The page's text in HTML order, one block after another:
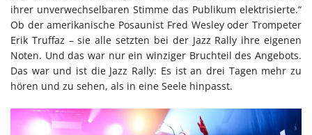
ihrer unverwechselbaren Stimme das Publikum elektrisierte.“
Ob der amerikanische Posaunist Fred Wesley oder Trompeter
Erik Truffaz – sie alle setzten bei der Jazz Rally ihre eigenen
Noten. Und das war nur ein winziger Bruchteil des Angebots.
Das war und ist die Jazz Rally: Es ist an drei Tagen mehr zu
hören und zu sehen, als in eine Seele hinpasst.